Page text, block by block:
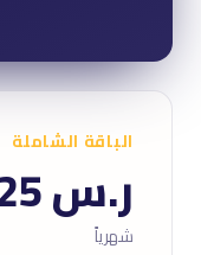
الباقة الشاملة
ر.س 4,025
شهرياً